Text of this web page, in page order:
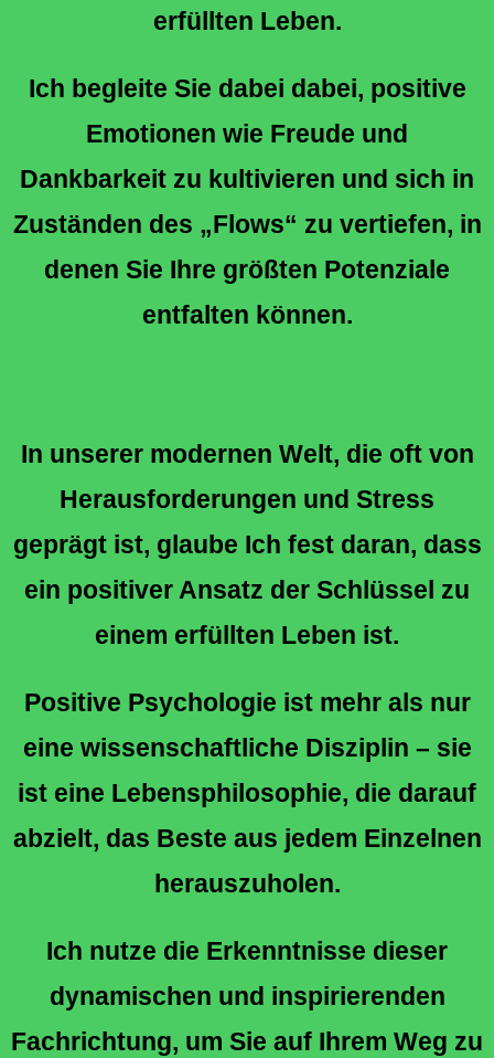
erfüllten Leben.
Ich begleite Sie dabei dabei, positive
Emotionen wie Freude und
Dankbarkeit zu kultivieren und sich in
Zuständen des „Flows“ zu vertiefen, in
denen Sie Ihre größten Potenziale
entfalten können.
In unserer modernen Welt, die oft von
Herausforderungen und Stress
geprägt ist, glaube Ich fest daran, dass
ein positiver Ansatz der Schlüssel zu
einem erfüllten Leben ist.
Positive Psychologie ist mehr als nur
eine wissenschaftliche Disziplin – sie
ist eine Lebensphilosophie, die darauf
abzielt, das Beste aus jedem Einzelnen
herauszuholen.
Ich nutze die Erkenntnisse dieser
dynamischen und inspirierenden
Fachrichtung, um Sie auf Ihrem Weg zu